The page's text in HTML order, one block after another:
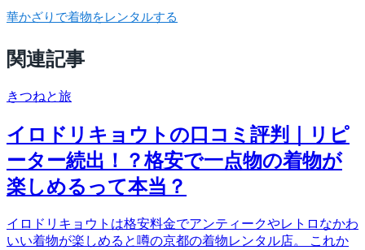
華かざりで着物をレンタルする
関連記事
きつねと旅
イロドリキョウトの口コミ評判｜リピ
ーター続出！？格安で一点物の着物が
楽しめるって本当？
イロドリキョウトは格安料金でアンティークやレトロなかわ
いい着物が楽しめると噂の京都の着物レンタル店。 これか